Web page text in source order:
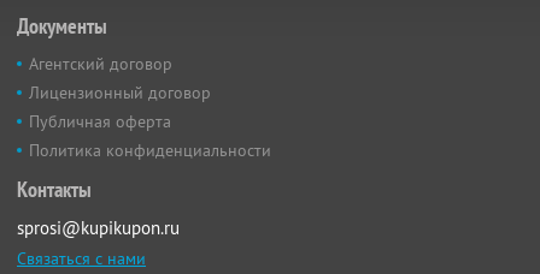
Документы
Агентский договор
Лицензионный договор
Публичная оферта
Политика конфиденциальности
Контакты
sprosi@kupikupon.ru
Связаться с нами